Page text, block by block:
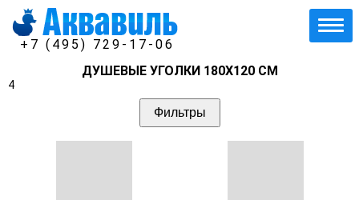
+7 (495) 729-17-06
ДУШЕВЫЕ УГОЛКИ 180Х120 СМ
4
Фильтры